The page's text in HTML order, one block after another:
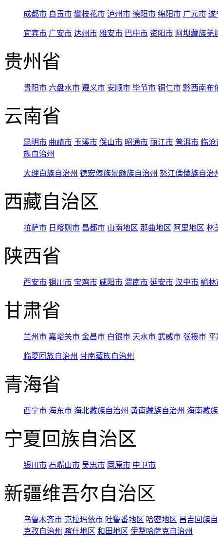
成都市 自贡市 攀枝花市 泸州市 德阳市 绵阳市 广元市 遂
宜宾市 广安市 达州市 雅安市 巴中市 资阳市 阿坝藏族羌
贵州省
贵阳市 六盘水市 遵义市 安顺市 毕节市 铜仁市 黔西南布
云南省
昆明市 曲靖市 玉溪市 保山市 昭通市 丽江市 普洱市 临
族自治州
大理白族自治州 德宏傣族景颇族自治州 怒江傈僳族自治
西藏自治区
拉萨市 日喀则市 昌都市 山南地区 那曲地区 阿里地区 林
陕西省
西安市 铜川市 宝鸡市 咸阳市 渭南市 延安市 汉中市 榆林
甘肃省
兰州市 嘉峪关市 金昌市 白银市 天水市 武威市 张掖市 平
临夏回族自治州 甘南藏族自治州
青海省
西宁市 海东市 海北藏族自治州 黄南藏族自治州 海南藏
宁夏回族自治区
银川市 石嘴山市 吴忠市 固原市 中卫市
新疆维吾尔自治区
乌鲁木齐市 克拉玛依市 吐鲁番地区 哈密地区 昌吉回族
克孜自治州 喀什地区 和田地区 伊犁哈萨克自治州